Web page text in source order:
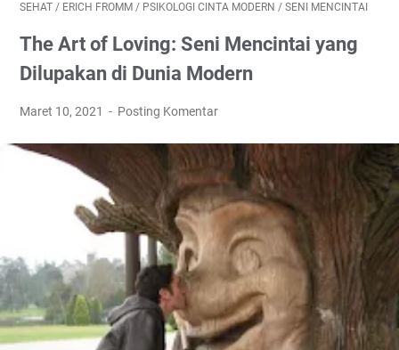
SEHAT / ERICH FROMM / PSIKOLOGI CINTA MODERN / SENI MENCINTAI
The Art of Loving: Seni Mencintai yang
Dilupakan di Dunia Modern
Maret 10, 2021 Posting Komentar